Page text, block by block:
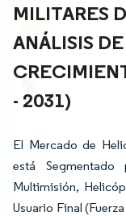
MILITARES
ANÁLISIS
- 2031)
El Mercado de
está
Multimisión,
Usuario Final